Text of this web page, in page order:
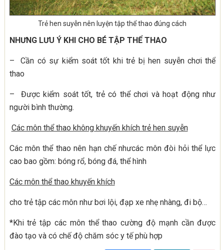
Trẻ hen suyễn nên luyện tập thể thao đúng cách
NHƯNG LƯU Ý KHI CHO BÉ TẬP THỂ THAO
– Cần có sự kiểm soát tốt khi trẻ bị hen suyễn chơi thể
thao
– Được kiểm soát tốt, trẻ có thể chơi và hoạt động như
người bình thường.
Các môn thể thao không khuyến khích trẻ hen suyễn
Các môn thể thao nên hạn chế nhưcác môn đòi hỏi thể lực
cao bao gồm: bóng rổ, bóng đá, thể hình
Các môn thể thao khuyến khích
cho trẻ tập các môn như bơi lội, đạp xe nhẹ nhàng, đi bộ…
*Khi trẻ tập các môn thể thao cường độ mạnh cần được
đào tạo và có chế độ chăm sóc y tế phù hợp